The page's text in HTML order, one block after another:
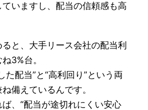
いますし、配当の信頼感も高
と、大手リース会社の配当利
3%台。
た配当”と“高利回り”という両
備えているんです。
、“配当が途切れにくい安心